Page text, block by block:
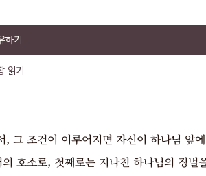
하기
읽기
그 조건이 이루어지면 자신이 하나님 앞
호소로, 첫째로는 지나친 하나님의 징벌